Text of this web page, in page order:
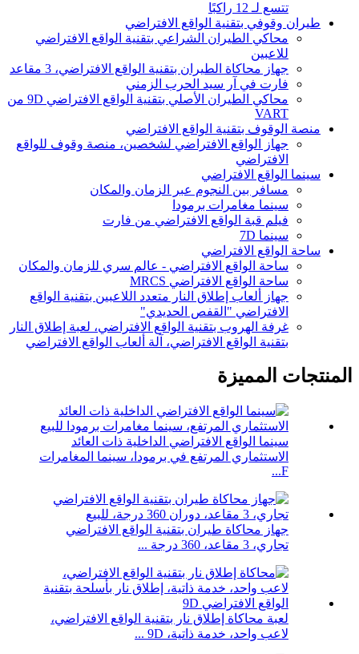
تتسع لـ 12 راكبًا
طيران وقوفي بتقنية الواقع الافتراضي
محاكي الطيران الشراعي بتقنية الواقع الافتراضي
للاعبين
جهاز محاكاة الطيران بتقنية الواقع الافتراضي، 3 مقاعد
فارت في آر سيد الحرب الزمني
محاكي الطيران الأصلي بتقنية الواقع الافتراضي 9D من
VART
منصة الوقوف بتقنية الواقع الافتراضي
جهاز الواقع الافتراضي لشخصين، منصة وقوف للواقع
الافتراضي
سينما الواقع الافتراضي
مسافر بين النجوم عبر الزمان والمكان
سينما مغامرات برمودا
فيلم قبة الواقع الافتراضي من فارت
سينما 7D
ساحة الواقع الافتراضي
ساحة الواقع الافتراضي - عالم سري للزمان والمكان
ساحة الواقع الافتراضي MRCS
جهاز ألعاب إطلاق النار متعدد اللاعبين بتقنية الواقع
الافتراضي "القفص الحديدي"
غرفة الهروب بتقنية الواقع الافتراضي، لعبة إطلاق النار
بتقنية الواقع الافتراضي، آلة ألعاب الواقع الافتراضي
المنتجات المميزة
سينما الواقع الافتراضي الداخلية ذات العائد
الاستثماري المرتفع في برمودا، سينما المغامرات
F...
جهاز محاكاة طيران بتقنية الواقع الافتراضي
تجاري، 3 مقاعد، 360 درجة ...
لعبة محاكاة إطلاق نار بتقنية الواقع الافتراضي،
لاعب واحد، خدمة ذاتية، 9D ...